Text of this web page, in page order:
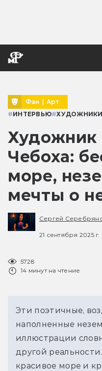
Фан | Арт
#ИНТЕРВЬЮ#ХУДОЖНИКИ
Художник
Чебоха:
море,
мечты о
Сергей
21 сентября 2025 г.
5728
14 минут на чтение
Эти поэтичные,
наполненные
иллюстрации
другой
красивое море и